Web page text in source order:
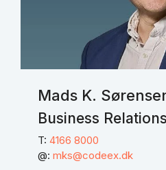
Mads K.
Business
T: 4166 8000
@: mks@codeex.dk